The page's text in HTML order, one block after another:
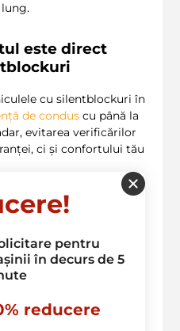
este direct
cu silentblockuri în
de condus cu până la
evitarea verificărilor
ci și confortului tău
silentblockurilor
silentblockurilor
motiv pentru
În realitate, costul
mult mai mic decât
altor
pentru
în decurs de 5
reducere